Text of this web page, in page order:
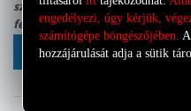
személyes adataimat a saját
feltételei szerint kezelheti.
FELIRATKOZÁS
engedélyezi, úgy kérjük,
számítógépe böngészőjében.
hozzájárulását adja a sütik